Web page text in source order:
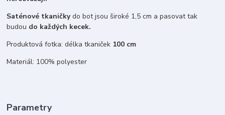
Saténové tkaničkydo bot jsou široké 1,5 cm a pasovat tak
budou do každých kecek.
Produktová fotka: délka tkaniček 100 cm
Materiál: 100% polyester
Parametry